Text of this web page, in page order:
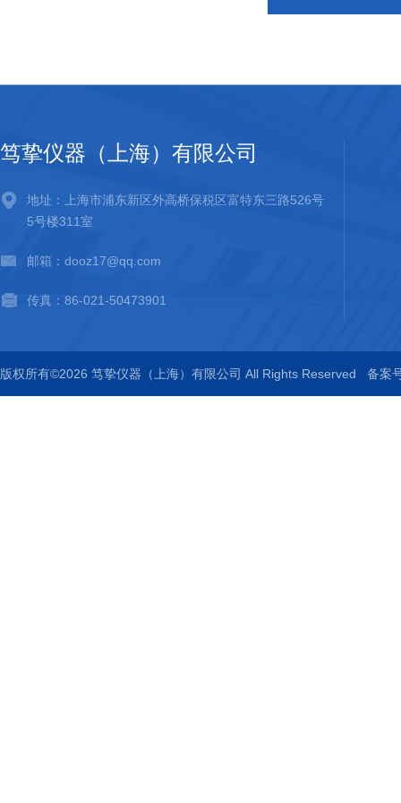
笃挚仪器（上海）有限公司
地址：上海市浦东新区外高桥保税区富特东三路526号
5号楼311室
邮箱：dooz17@qq.com
传真：86-021-50473901
版权所有©2026 笃挚仪器（上海）有限公司 All Rights Reserved 备案